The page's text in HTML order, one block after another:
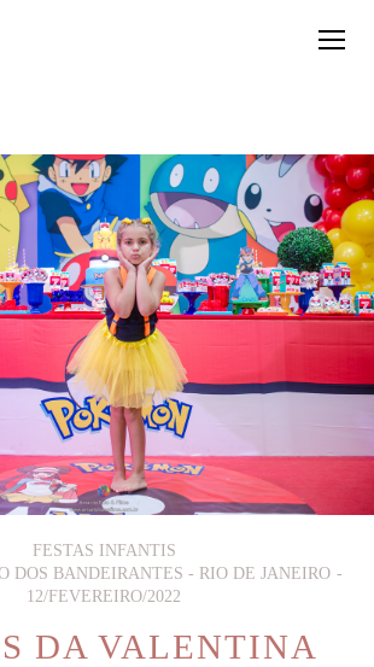
FESTAS INFANTIS
DOS BANDEIRANTES - RIO DE JANEIRO
12/FEVEREIRO/2022
DA VALENTINA